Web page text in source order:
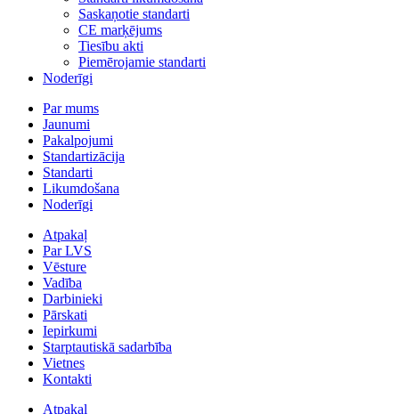
Saskaņotie standarti
CE marķējums
Tiesību akti
Piemērojamie standarti
Noderīgi
Par mums
Jaunumi
Pakalpojumi
Standartizācija
Standarti
Likumdošana
Noderīgi
Atpakaļ
Par LVS
Vēsture
Vadība
Darbinieki
Pārskati
Iepirkumi
Starptautiskā sadarbība
Vietnes
Kontakti
Atpakaļ